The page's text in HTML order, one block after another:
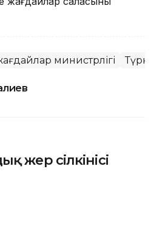
министрлігі
жер сілкінісі